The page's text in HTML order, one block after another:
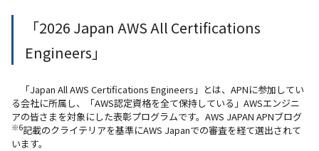
「2026 Japan AWS All Certifications
Engineers」
「Japan All AWS Certifications Engineers」とは、APNに参加してい
る会社に所属し、「AWS認定資格を全て保持している」AWSエンジニ
アの皆さまを対象にした表彰プログラムです。AWS JAPAN APNブログ
※6記載のクライテリアを基準にAWS Japanでの審査を経て選出されて
います。